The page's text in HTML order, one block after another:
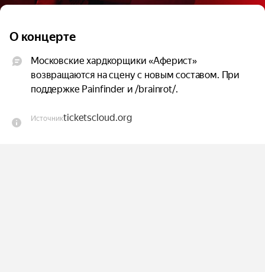
О концерте
Московские хардкорщики «Аферист»
возвращаются на сцену с новым составом. При
поддержке Painfinder и /brainrot/.
Источникticketscloud.org